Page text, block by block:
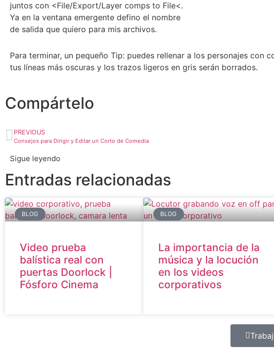
juntos con <File/Export/Layer comps to File<.
Ya en la ventana emergente defino el nombre
de salida que quiero para mis archivos.
Para terminar, un pequeño Tip: puedes rellenar a los personajes
tus líneas más oscuras y los trazos ligeros en gris serán borrados.
Compártelo
PREVIOUS
Consejos para Dirigir y Editar un Corto de Comedia
Sigue leyendo
Entradas relacionadas
BLOG
Video prueba
balística real con
puertas Doorlock |
Fósforo Cinema
BLOG
La importancia de la
música y la locución
en los videos
corporativos